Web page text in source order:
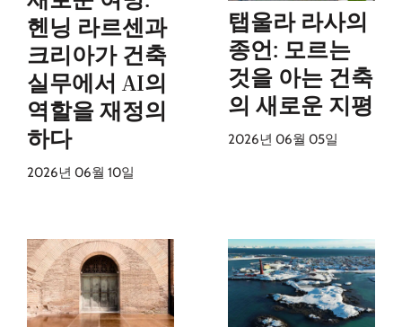
헨닝 라르센과
크리아가 건축
실무에서 AI의
역할을 재정의
하다
2026년 06월 10일
탭울라 라사의
종언: 모르는
것을 아는 건축
의 새로운 지평
2026년 06월 05일